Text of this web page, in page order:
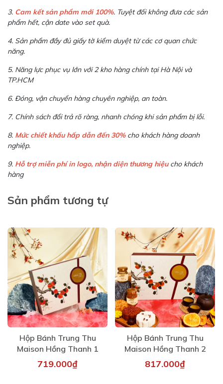
3. Cam kết sản phẩm mới 100%. Tuyệt đối không đưa các sản
phẩm hết, cận date vào set quà.
4. Sản phẩm đầy đủ giấy tờ kiểm duyệt từ các cơ quan chức
năng.
5. Năng lực phục vụ lớn với 2 kho hàng chính tại Hà Nội và
TP.HCM
6. Đóng, vận chuyển hàng chuyên nghiệp, an toàn.
7. Chính sách đổi trả rõ ràng, nhanh chóng khi sản phẩm bị lỗi.
8. Mức chiết khấu hấp dẫn đến 30%cho khách hàng doanh
nghiệp.
9. Hỗ trợ miễn phí in logo, nhận diện thương hiệucho khách
hàng
Sản phẩm tương tự
Hộp Bánh Trung Thu
Maison Hồng Thanh 1
719.000₫
Hộp Bánh Trung Thu
Maison Hồng Thanh 2
817.000₫